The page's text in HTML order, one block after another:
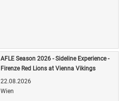
AFLE Season 2026 - Sideline Experience -
Firenze Red Lions at Vienna Vikings
22.08.2026
Wien